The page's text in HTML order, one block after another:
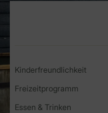
Kinderfreundlichkeit
Freizeitprogramm
Essen & Trinken